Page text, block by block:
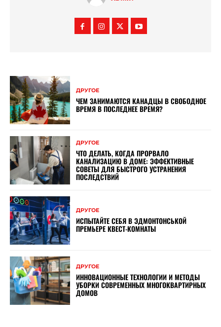
ДРУГОЕ
ЧЕМ ЗАНИМАЮТСЯ КАНАДЦЫ В СВОБОДНОЕ
ВРЕМЯ В ПОСЛЕДНЕЕ ВРЕМЯ?
ДРУГОЕ
ЧТО ДЕЛАТЬ, КОГДА ПРОРВАЛО
КАНАЛИЗАЦИЮ В ДОМЕ: ЭФФЕКТИВНЫЕ
СОВЕТЫ ДЛЯ БЫСТРОГО УСТРАНЕНИЯ
ПОСЛЕДСТВИЙ
ДРУГОЕ
ИСПЫТАЙТЕ СЕБЯ В ЭДМОНТОНСЬКОЙ
ПРЕМЬЕРЕ КВЕСТ-КОМНАТЫ
ДРУГОЕ
ИННОВАЦИОННЫЕ ТЕХНОЛОГИИ И МЕТОДЫ
УБОРКИ СОВРЕМЕННЫХ МНОГОКВАРТИРНЫХ
ДОМОВ